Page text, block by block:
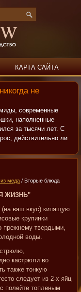
КАРТА САЙТА
не
современные
наполненные
за тысячи лет. С
действительно ли
меда / Вторые блюда
ЖИЗНЬ"
ваш вкус) кипящую
крупинки
прежнему твердыми,
воды.
кастрюли во
также тонкую
следует из 2-х яйц
полейте топленым